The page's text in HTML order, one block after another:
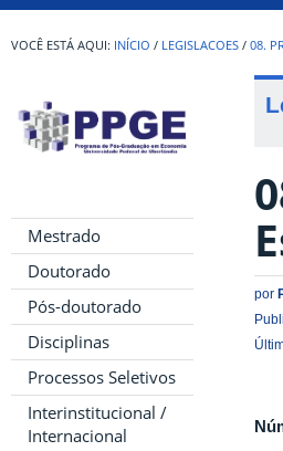
INÍCIO / LEGISLACOES / 08.
Mestrado
Doutorado
Pós-doutorado
Disciplinas
Processos Seletivos
Interinstitucional /
Internacional
por